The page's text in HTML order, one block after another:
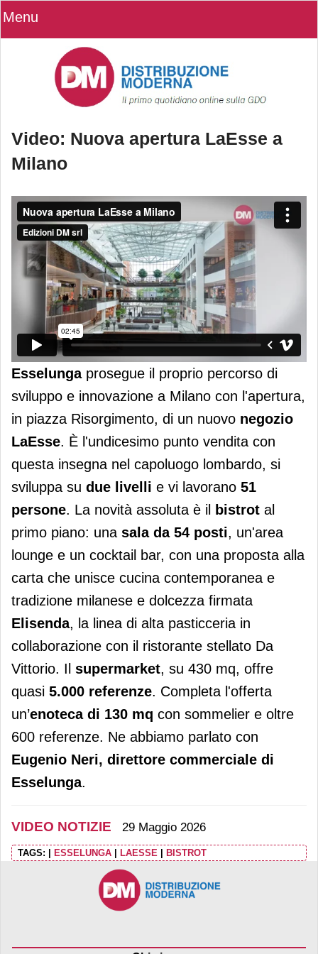
Menu
Video: Nuova apertura LaEsse a
Milano
Video: Nuova apertura LaEsse a
Milano
Esselungaprosegue il proprio percorso di
sviluppo e innovazione a Milano con l'apertura,
in piazza Risorgimento, di un nuovo negozio
LaEsse. È l'undicesimo punto vendita con
questa insegna nel capoluogo lombardo, si
sviluppa su due livelli e vi lavorano 51
persone. La novità assoluta è il bistrot al
primo piano: una sala da 54 posti, un'area
lounge e un cocktail bar, con una proposta alla
carta che unisce cucina contemporanea e
tradizione milanese e dolcezza firmata
Elisenda, la linea di alta pasticceria in
collaborazione con il ristorante stellato Da
Vittorio. Il supermarket, su 430 mq, offre
quasi 5.000 referenze. Completa l'offerta
un’enoteca di 130 mq con sommelier e oltre
600 referenze. Ne abbiamo parlato con
Eugenio Neri, direttore commerciale di
Esselunga.
VIDEO NOTIZIE 29 Maggio 2026
TAGS: ESSELUNGA LAESSE BISTROT